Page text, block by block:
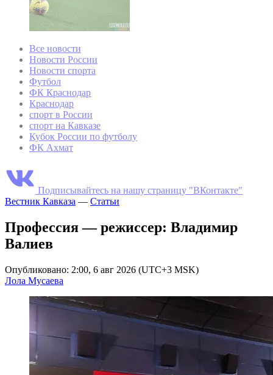
Все новости
Новости России
Новости спорта
Футбол
ФК Краснодар
Краснодар
спорт в России
спорт на Кавказе
Кубок России по футболу
ФК Ахмат
Подписывайтесь на нашу страницу "ВКонтакте"
Вестник Кавказа — Статьи
Профессия — режиссер: Владимир
Валиев
Опубликовано: 2:00, 6 авг 2026 (UTC+3 MSK)
Лола Мусаева